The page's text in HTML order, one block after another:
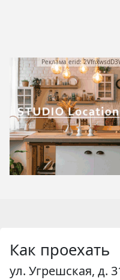
Реклама erid:
Как проехать
ул. Угрешская, д.